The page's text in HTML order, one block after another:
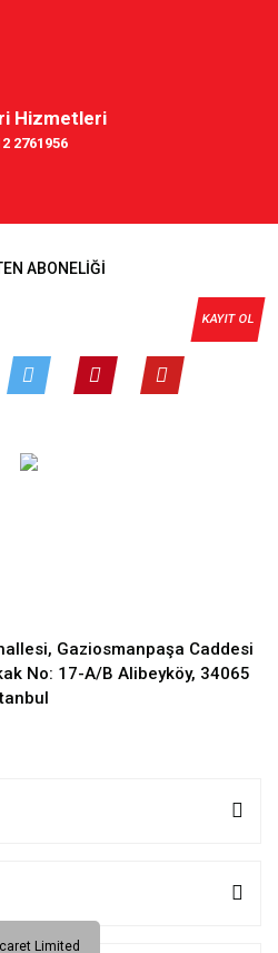
Limited
Hizmetleri
2761956
ABONELİĞİ
KAYIT OL
Gaziosmanpaşa Caddesi
No: 17-A/B Alibeyköy, 34065